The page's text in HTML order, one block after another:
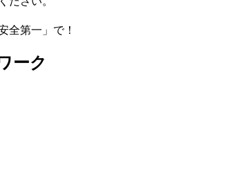
全第一」で！
ーク